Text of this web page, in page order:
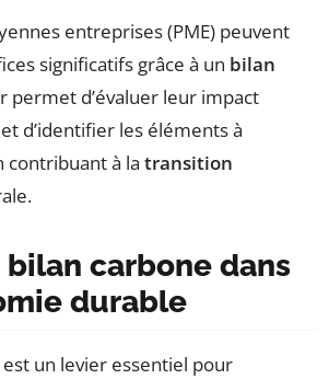
entreprises (PME) peuvent
significatifs grâce à un bilan
permet d’évaluer leur impact
d’identifier les éléments à
à la transition
carbone dans
durable
est un levier essentiel pour